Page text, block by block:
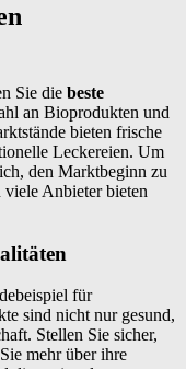
Sie die beste
an Bioprodukten und
bieten frische
Leckereien. Um
den Marktbeginn zu
Anbieter bieten
für
sind nicht nur gesund,
Stellen Sie sicher,
mehr über ihre